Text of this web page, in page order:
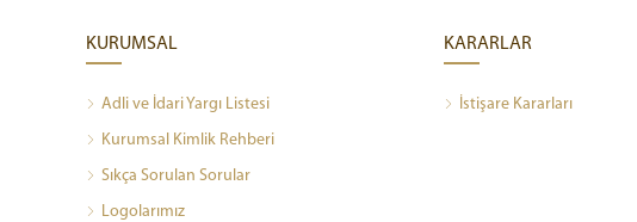
KURUMSAL
Adli ve İdari Yargı Listesi
Kurumsal Kimlik Rehberi
Sıkça Sorulan Sorular
Logolarımız
KARARLAR
İstişare Kararları